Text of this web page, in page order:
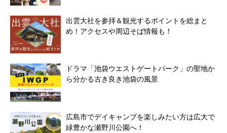
出雲大社を参拝＆観光するポイントを総まと
め！アクセスや周辺そば情報も！
ドラマ「池袋ウエストゲートパーク」の聖地か
ら分かる古き良き池袋の風景
広島市でデイキャンプを楽しみたい方は広大で
緑豊かな瀬野川公園へ！